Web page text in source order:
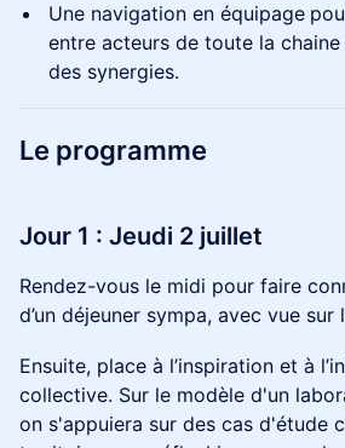
Une navigation en équipage
entre acteurs de toute la
des synergies.
Le programme
Jour 1 : Jeudi 2 juillet
Rendez-vous le midi pour faire
d’un déjeuner sympa, avec vue sur
Ensuite, place à l’inspiration et à
collective. Sur le modèle d'un
on s'appuiera sur des cas d'étude